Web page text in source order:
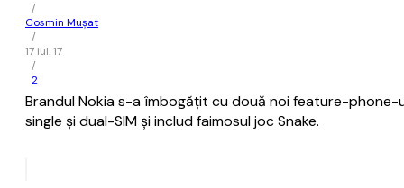
/
Cosmin Mușat
/
17 iul. 17
/
2
Brandul Nokia s-a îmbogăţit cu două noi feature-phone-
single şi dual-SIM şi includ faimosul joc Snake.